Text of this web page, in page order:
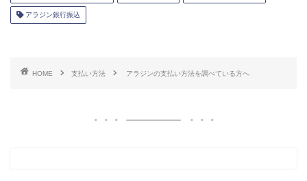
アラジン銀行振込
HOME 支払い方法 アラジンの支払い方法を調べている方へ